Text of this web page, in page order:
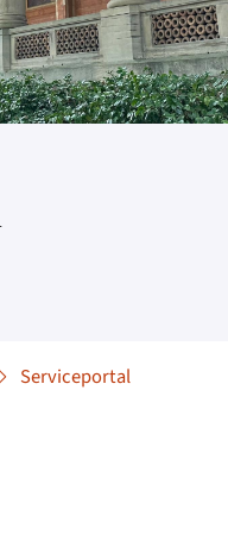
Serviceportal